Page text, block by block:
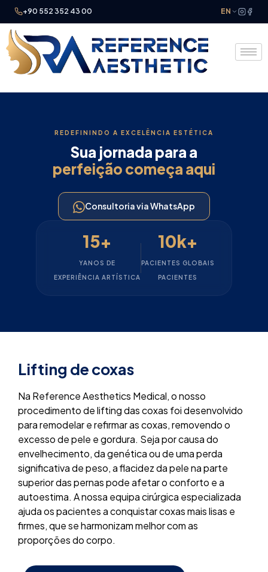
+90 552 352 43 00 EN
REDEFININDO A EXCELÊNCIA ESTÉTICA
Sua jornada para a
perfeição começa aqui
Consultoria via WhatsApp
15+
YANOS DE
EXPERIÊNCIA ARTÍSTICA
10k+
PACIENTES GLOBAIS
PACIENTES
Lifting de coxas
Na Reference Aesthetics Medical, o nosso
procedimento de lifting das coxas foi desenvolvido
para remodelar e refirmar as coxas, removendo o
excesso de pele e gordura. Seja por causa do
envelhecimento, da genética ou de uma perda
significativa de peso, a flacidez da pele na parte
superior das pernas pode afetar o conforto e a
autoestima. A nossa equipa cirúrgica especializada
ajuda os pacientes a conquistar coxas mais lisas e
firmes, que se harmonizam melhor com as
proporções do corpo.